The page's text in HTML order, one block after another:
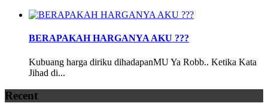
BERAPAKAH HARGANYA AKU ???
Kubuang harga diriku dihadapanMU Ya Robb.. Ketika Kata
Jihad di...
Recent